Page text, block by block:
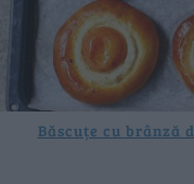
Băscuțe cu brânză